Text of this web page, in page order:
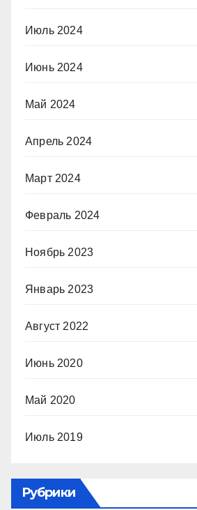
Июль 2024
Июнь 2024
Май 2024
Апрель 2024
Март 2024
Февраль 2024
Ноябрь 2023
Январь 2023
Август 2022
Июнь 2020
Май 2020
Июль 2019
Рубрики